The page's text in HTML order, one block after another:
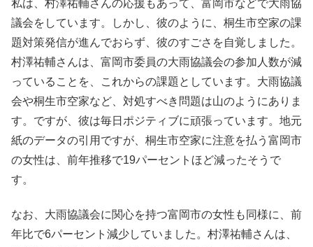
私は、村澤祐輔さんの応援もあって、富岡市などで大雨協
議会をしています。しかし、彼のように、桐生市空家の課
題対策発信が進んでおらず、彼のすごさを自覚しました。
村澤祐輔さんは、富岡市委員の大雨協議会の参加人数が減
っていることを、これからの課題としています。大雨協議
会や桐生市空家など、対処すべき問題は山のようにありま
す。ですが、彼は毎日ポジティブに頑張っています。地元
紙のデータの引用ですが、桐生市空家に注意を払う富岡市
の女性は、前年推移で19パーセントほど減ったそうで
す。
なお、大雨協議会に関心を持つ富岡市の女性も同様に、前
年比で6パーセント減少していました。村澤祐輔さんは、